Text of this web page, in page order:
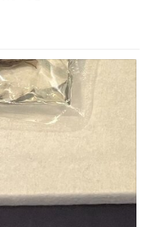
をたっぷり振りか
け。溶けた砂糖はね
子に見えてナポレオ